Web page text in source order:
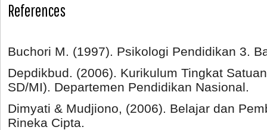
References
Buchori M. (1997). Psikologi Pendidikan 3.
Depdikbud. (2006). Kurikulum Tingkat
SD/MI). Departemen Pendidikan Nasional.
Dimyati & Mudjiono, (2006). Belajar dan
Rineka Cipta.